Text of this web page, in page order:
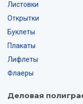
Листовки
Открытки
Буклеты
Плакаты
Лифлеты
Флаеры
Деловая